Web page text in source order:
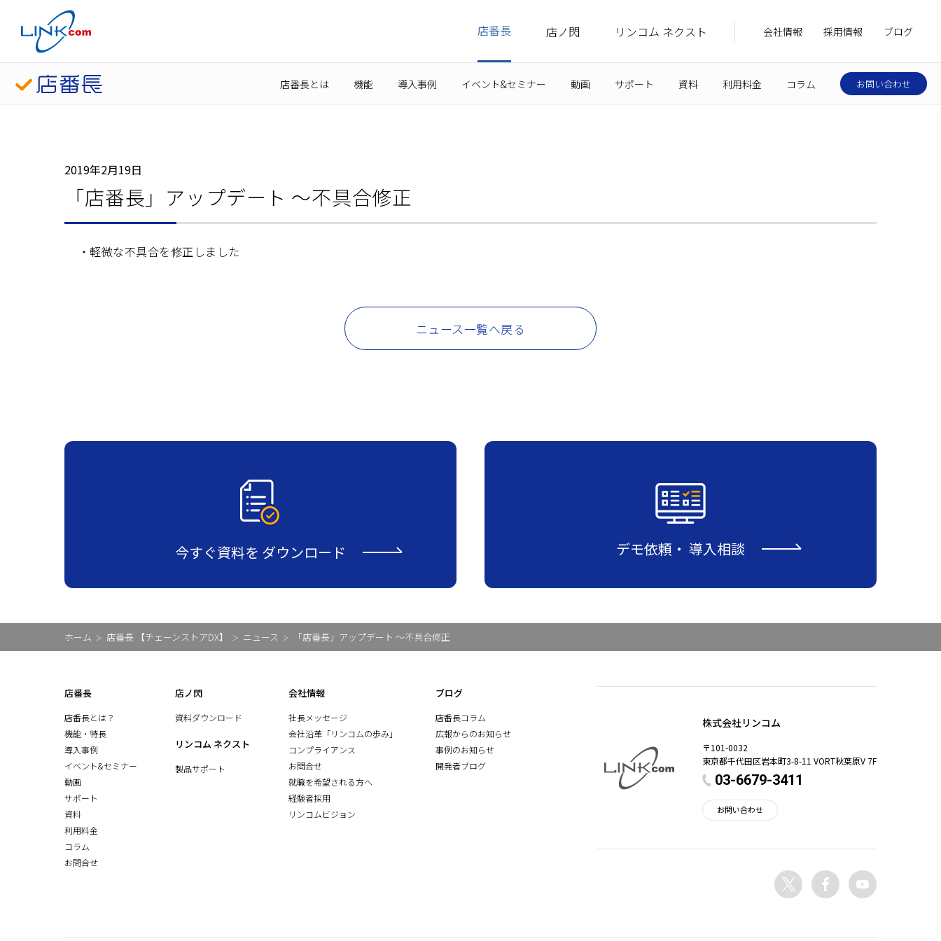
店番長 店ノ閃 リンコム ネクスト 会社情報 採用情報 ブログ
店番長とは 機能 導入事例 イベント&セミナー 動画 サポート 資料 利用料金 コラム お問い合わせ
2019年2月19日
「店番長」アップデート ～不具合修正
軽微な不具合を修正しました
ニュース一覧へ戻る
今すぐ資料を ダウンロード デモ依頼 ・ 導入相談
ホーム 店番長 【チェーンストアDX】 ニュース 「店番長」アップデート ～不具合修正
店番長
店番長とは？
機能・特長
導入事例
イベント&セミナー
動画
サポート
資料
利用料金
コラム
お問合せ
店ノ閃
資料ダウンロード
リンコム ネクスト
製品サポート
会社情報
社長メッセージ
会社沿革「リンコムの歩み」
コンプライアンス
お問合せ
就職を希望される方へ
経験者採用
リンコムビジョン
ブログ
店番長コラム
広報からのお知らせ
事例のお知らせ
開発者ブログ
株式会社リンコム
〒101-0032
東京都千代田区岩本町3-8-11 VORT秋葉原V 7F
03-6679-3411
お問い合わせ